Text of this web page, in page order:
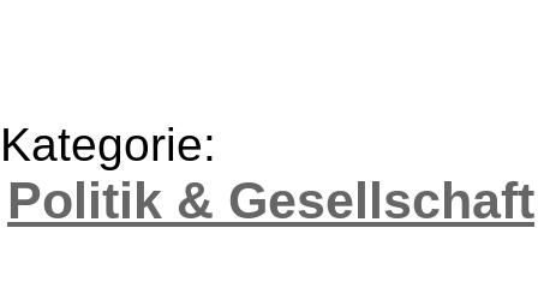
Kategorie:
Politik & Gesellschaft